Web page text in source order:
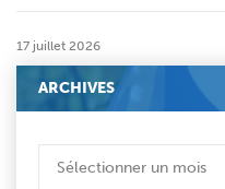
17 juillet 2026
ARCHIVES